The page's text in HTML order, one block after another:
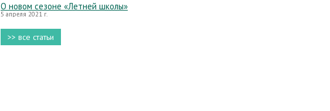
О новом сезоне «Летней школы»
5 апреля 2021 г.
>> все статьи